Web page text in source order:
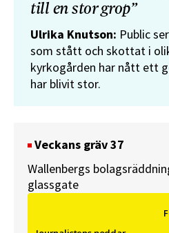
till en stor grop”
Ulrika Knutson: Public
som stått och skottat i
kyrkogården har nått ett
har blivit stor.
Veckans gräv 37
Wallenbergs
glassgate